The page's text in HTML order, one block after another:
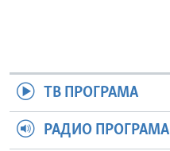
ТВ ПРОГРАМА
РАДИО ПРОГРАМА